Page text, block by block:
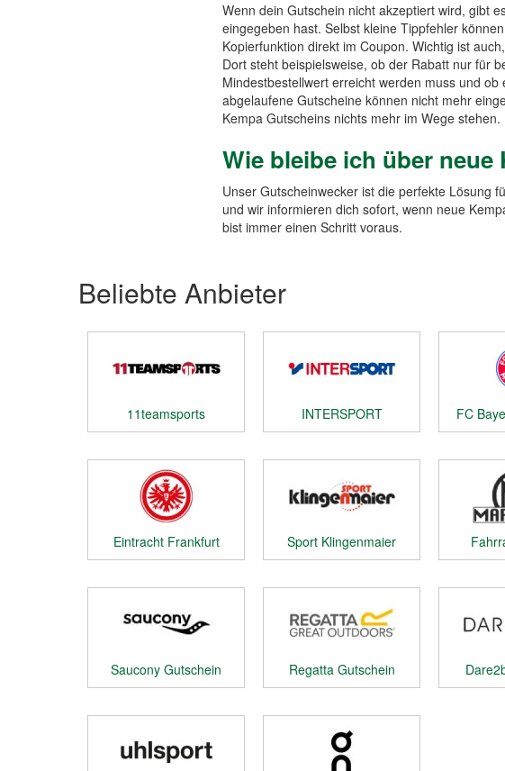
Wenn dein Gutschein nicht akzeptiert wird, gibt
eingegeben hast. Selbst kleine Tippfehler
Kopierfunktion direkt im Coupon. Wichtig ist
Dort steht beispielsweise, ob der Rabatt nur für
Mindestbestellwert erreicht werden muss und
abgelaufene Gutscheine können nicht mehr
Kempa Gutscheins nichts mehr im Wege stehen.
Wie bleibe ich über
Unser Gutscheinwecker ist die perfekte Lösung
und wir informieren dich sofort, wenn neue
bist immer einen Schritt voraus.
Beliebte Anbieter
11teamsports
Gutschein
INTERSPORT
Gutschein
FC
Eintracht Frankfurt
Gutschein
Sport Klingenmaier
Gutschein
Saucony Gutschein Regatta Gutschein